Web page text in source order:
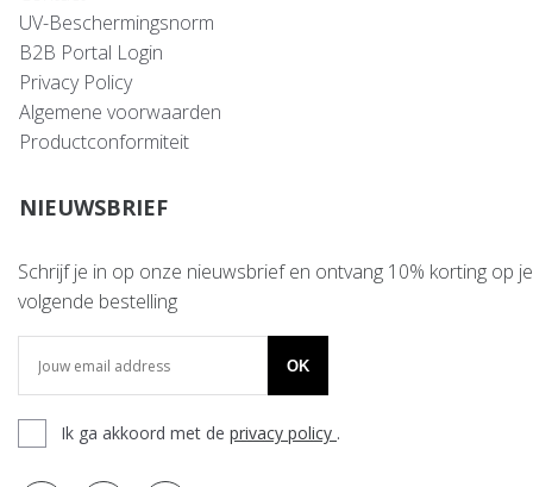
UV-Beschermingsnorm
B2B Portal Login
Privacy Policy
Algemene voorwaarden
Productconformiteit
NIEUWSBRIEF
Schrijf je in op onze nieuwsbrief en ontvang 10% korting op je
volgende bestelling
OK
Ik ga akkoord met de privacy policy .